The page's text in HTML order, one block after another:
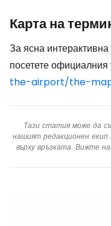
Карта на
За ясна
посетете официалния
the-airport/the-
Тази статия може да
нашият редакционен екип
върху връзката. Вижте